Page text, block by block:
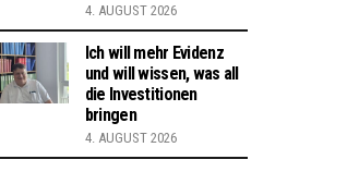
4. AUGUST 2026
Ich will mehr Evidenz
und will wissen, was all
die Investitionen
bringen
4. AUGUST 2026